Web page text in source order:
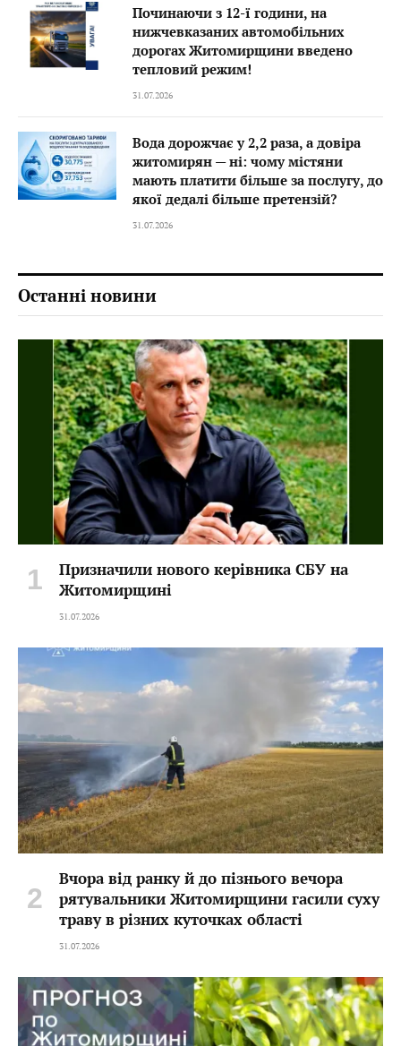
Починаючи з 12-ї години, на
нижчевказаних автомобільних
дорогах Житомирщини введено
тепловий режим!
31.07.2026
Вода дорожчає у 2,2 раза, а довіра
житомирян — ні: чому містяни
мають платити більше за послугу, до
якої дедалі більше претензій?
31.07.2026
Останні новини
Призначили нового керівника СБУ на
Житомирщині
31.07.2026
Вчора від ранку й до пізнього вечора
рятувальники Житомирщини гасили суху
траву в різних куточках області
31.07.2026